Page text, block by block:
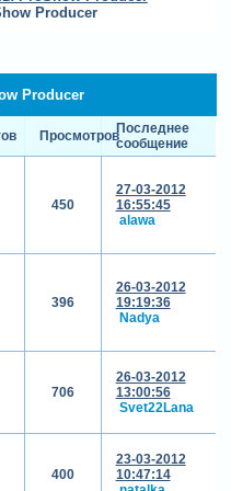
Producer
Producer
ПросмотровПоследнее
сообщение
450
27-03-2012
16:55:45
alawa
396
26-03-2012
19:19:36
Nadya
706
26-03-2012
13:00:56
Svet22Lana
400
23-03-2012
10:47:14